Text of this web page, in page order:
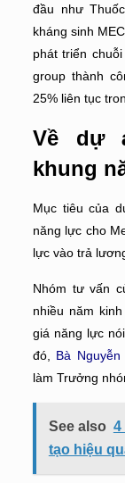
đầu như
kháng sinh
phát triển
group thành
25% liên tục
Về dự
khung
Mục tiêu của
năng lực cho
lực vào trả
Nhóm tư vấn
nhiều năm
giá năng lực
đó, Bà
làm Trưởng
See also 4
tạo hiệu